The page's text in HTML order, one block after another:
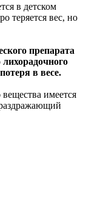
в детском
теряется вес, но
препарата
лихорадочного
в весе.
имеется